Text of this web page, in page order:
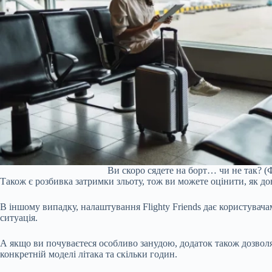
Ви скоро сядете на борт… чи не так?
Також є розбивка затримки зльоту, тож ви можете оцінити, як
В іншому випадку, налаштування Flighty Friends дає
ситуація.
А якщо ви почуваєтеся особливо занудою, додаток також
конкретній моделі літака та скільки годин.